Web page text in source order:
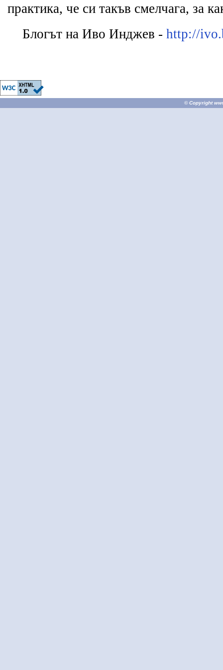
практика, че си такъв смелчага, за
Блогът на Иво Инджев - http://
© Copyright